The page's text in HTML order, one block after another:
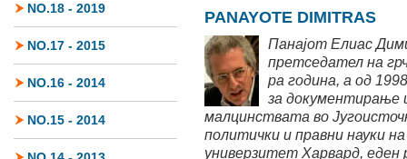
NO.18 - 2019
NO.17 - 2015
NO.16 - 2014
NO.15 - 2014
PANAYOTE DIMITRAS
Панајот Елиас
претседател на
ра година, а од
за документирање
малцинствата во
политички и правни науки
универзитет Харвард,